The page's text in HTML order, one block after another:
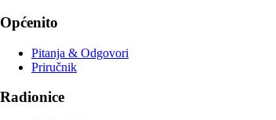
Općenito
Pitanja & Odgovori
Priručnik
Radionice